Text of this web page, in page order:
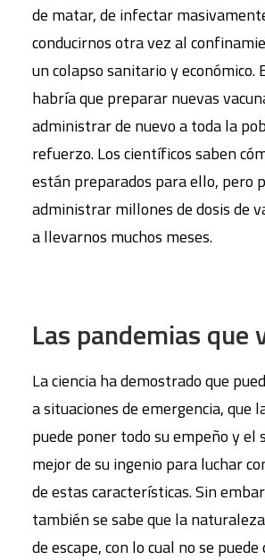
de matar, de infectar
conducirnos otra vez al
un colapso sanitario y económico.
habría que preparar nuevas
administrar de nuevo a toda la
refuerzo. Los científicos saben
están preparados para ello, pero
administrar millones de dosis de
a llevarnos muchos meses.
Las pandemias que
La ciencia ha demostrado que
a situaciones de emergencia, que
puede poner todo su empeño y el
mejor de su ingenio para luchar
de estas características. Sin
también se sabe que la
de escape, con lo cual no se